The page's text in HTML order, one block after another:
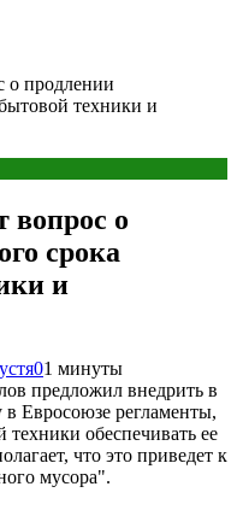
о продлении
техники и
вопрос о
срока
и
01 минуты
предложил внедрить в
Евросоюзе регламенты,
обеспечивать ее
что это приведет к
мусора".